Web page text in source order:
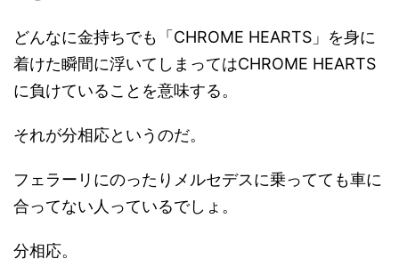
どんなに金持ちでも「CHROME HEARTS」を身に
着けた瞬間に浮いてしまってはCHROME HEARTS
に負けていることを意味する。
それが分相応というのだ。
フェラーリにのったりメルセデスに乗ってても車に
合ってない人っているでしょ。
分相応。